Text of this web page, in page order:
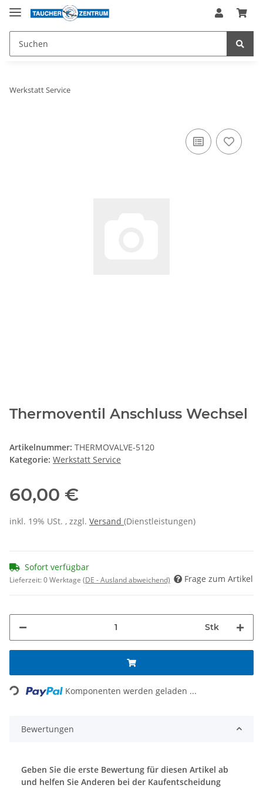
Werkstatt Service
Thermoventil Anschluss Wechsel
Artikelnummer: THERMOVALVE-5120
Kategorie: Werkstatt Service
60,00 €
inkl. 19% USt. , zzgl. Versand (Dienstleistungen)
Sofort verfügbar
Lieferzeit:0 Werktage (DE - Ausland abweichend) Frage zum Artikel
Stk
Komponenten werden geladen ...
Bewertungen
Geben Sie die erste Bewertung für diesen Artikel ab
und helfen Sie Anderen bei der Kaufentscheidung